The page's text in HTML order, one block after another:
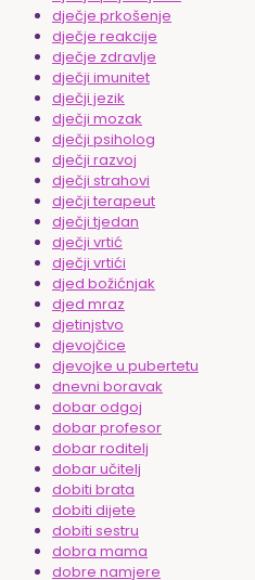
dječje prkošenje
dječje reakcije
dječje zdravlje
dječji imunitet
dječji jezik
dječji mozak
dječji psiholog
dječji razvoj
dječji strahovi
dječji terapeut
dječji tjedan
dječji vrtić
dječji vrtići
djed božićnjak
djed mraz
djetinjstvo
djevojčice
djevojke u pubertetu
dnevni boravak
dobar odgoj
dobar profesor
dobar roditelj
dobar učitelj
dobiti brata
dobiti dijete
dobiti sestru
dobra mama
dobre namjere